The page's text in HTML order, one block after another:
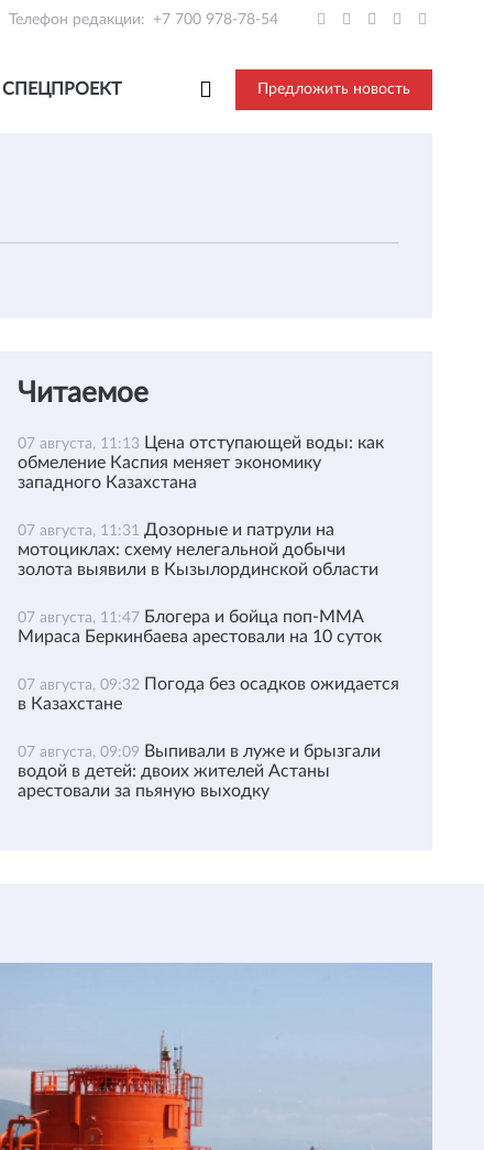
Телефон редакции: +7 700 978-78-54
СПЕЦПРОЕКТ Предложить новость
Читаемое
07 августа, 11:13 Цена отступающей воды: как
обмеление Каспия меняет экономику
западного Казахстана
07 августа, 11:31 Дозорные и патрули на
мотоциклах: схему нелегальной добычи
золота выявили в Кызылординской области
07 августа, 11:47 Блогера и бойца поп-ММА
Мираса Беркинбаева арестовали на 10 суток
07 августа, 09:32 Погода без осадков ожидается
в Казахстане
07 августа, 09:09 Выпивали в луже и брызгали
водой в детей: двоих жителей Астаны
арестовали за пьяную выходку